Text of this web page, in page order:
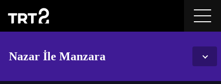
Nazar İle Manzara